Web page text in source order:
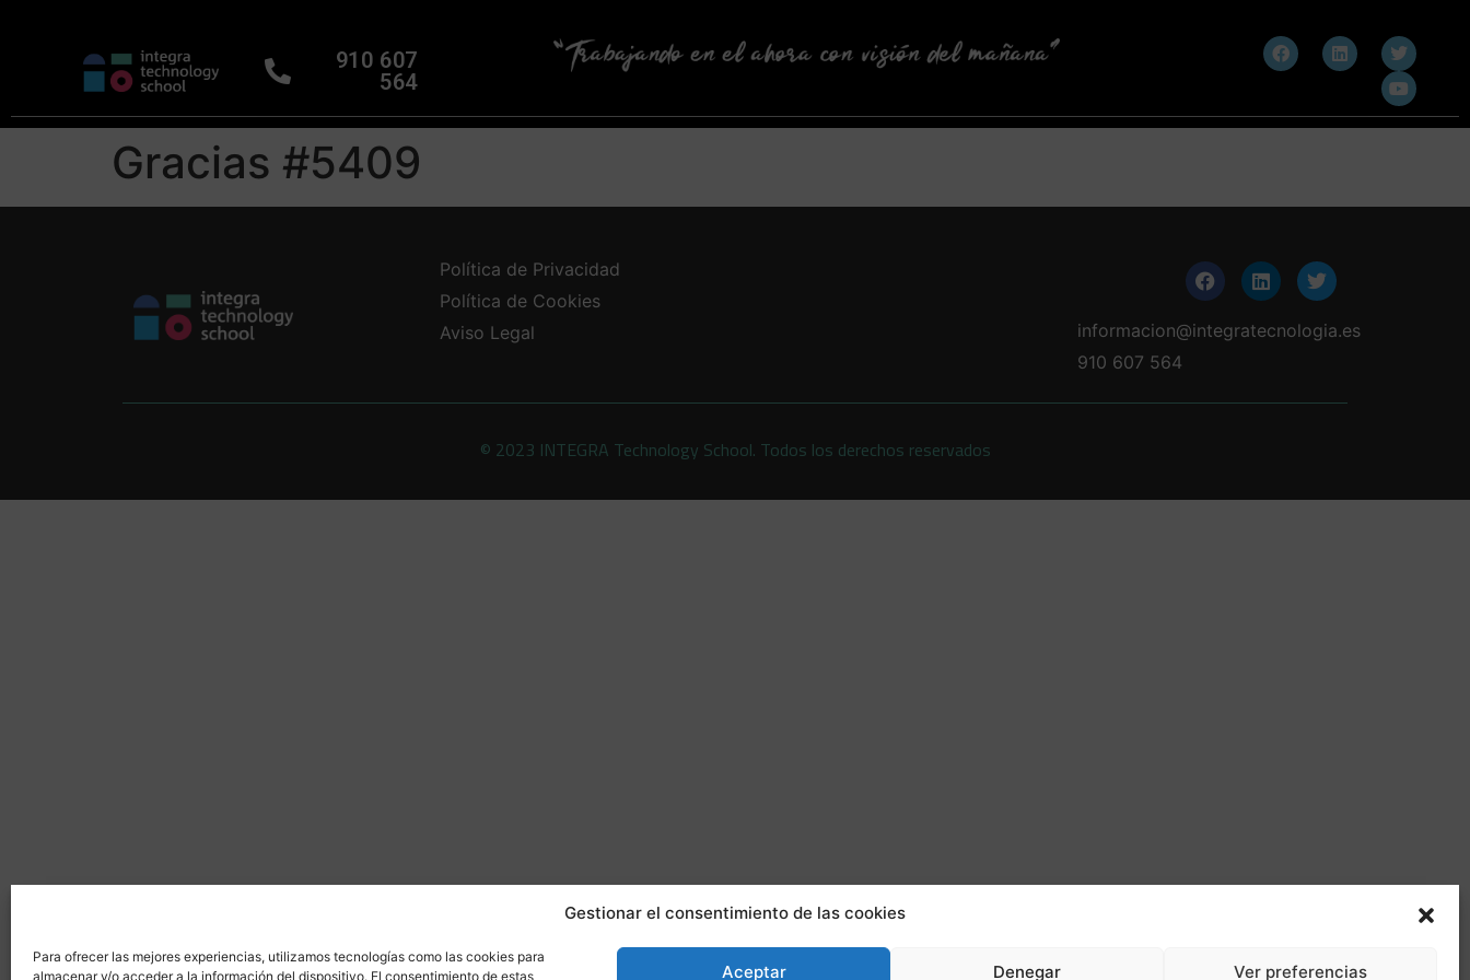
Gestionar el consentimiento de las cookies
Para ofrecer las mejores experiencias, utilizamos tecnologías como las cookies para
almacenar y/o acceder a la información del dispositivo. El consentimiento de estas
Aceptar Denegar Ver preferencias
910 607
564
Gracias #5409
Política de Privacidad
Política de Cookies
Aviso Legal
informacion@integratecnologia.es
910 607 564
© 2023 INTEGRA Technology School. Todos los derechos reservados